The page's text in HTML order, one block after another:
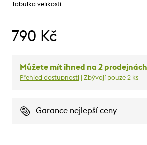
Tabulka velikostí
790 Kč
Můžete mít ihned na 2 prodejnách
Přehled dostupnosti | Zbývají pouze 2 ks
Garance nejlepší ceny